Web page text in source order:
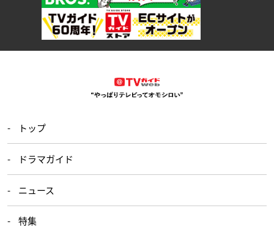
トップ
ドラマガイド
ニュース
特集